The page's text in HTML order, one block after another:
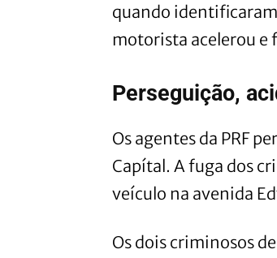
quando
motorista acelerou e
Perseguição,
Os agentes da PRF
Capítal. A fuga dos
veículo na avenida
Os dois criminosos